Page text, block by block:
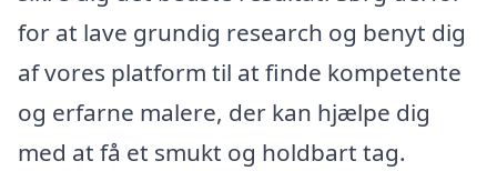
for at lave grundig research og benyt dig
af vores platform til at finde kompetente
og erfarne malere, der kan hjælpe dig
med at få et smukt og holdbart tag.